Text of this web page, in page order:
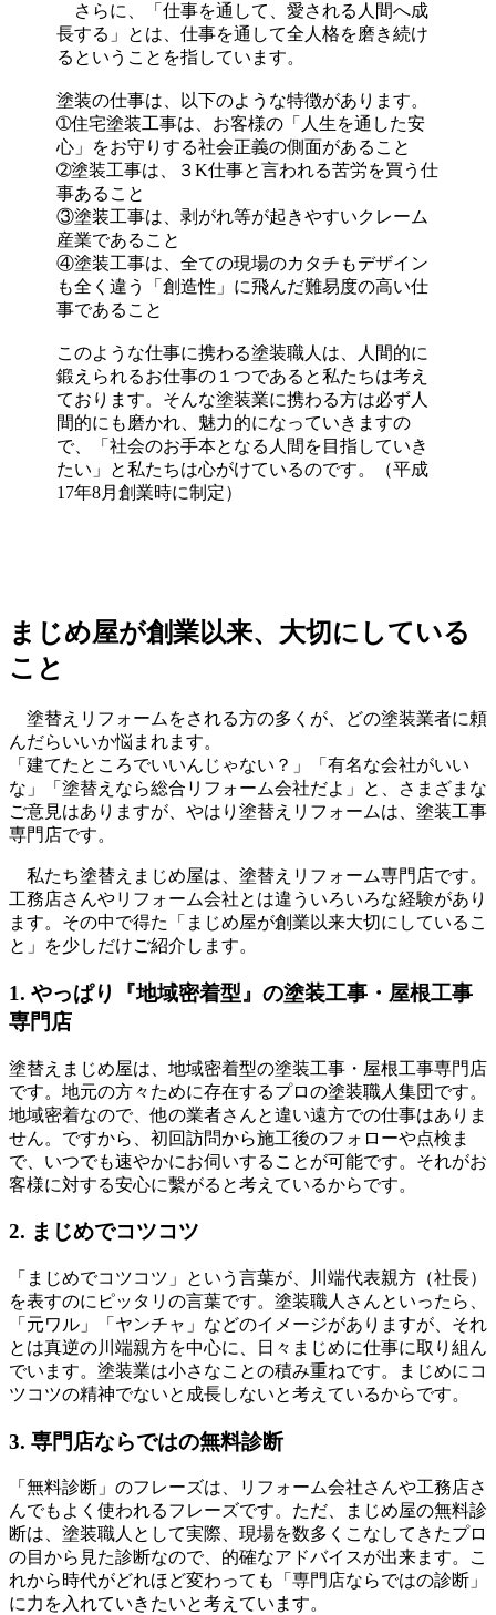
さらに、「仕事を通して、愛される人間へ成
長する」とは、仕事を通して全人格を磨き続け
るということを指しています。
塗装の仕事は、以下のような特徴があります。
➀住宅塗装工事は、お客様の「人生を通した安
心」をお守りする社会正義の側面があること
➁塗装工事は、３K仕事と言われる苦労を買う仕
事あること
③塗装工事は、剥がれ等が起きやすいクレーム
産業であること
④塗装工事は、全ての現場のカタチもデザイン
も全く違う「創造性」に飛んだ難易度の高い仕
事であること
このような仕事に携わる塗装職人は、人間的に
鍛えられるお仕事の１つであると私たちは考え
ております。そんな塗装業に携わる方は必ず人
間的にも磨かれ、魅力的になっていきますの
で、「社会のお手本となる人間を目指していき
たい」と私たちは心がけているのです。（平成
17年8月創業時に制定）
まじめ屋が創業以来、大切にしている
こと
塗替えリフォームをされる方の多くが、どの塗装業者に頼
んだらいいか悩まれます。
「建てたところでいいんじゃない？」「有名な会社がいい
な」「塗替えなら総合リフォーム会社だよ」と、さまざまな
ご意見はありますが、やはり塗替えリフォームは、塗装工事
専門店です。
私たち塗替えまじめ屋は、塗替えリフォーム専門店です。
工務店さんやリフォーム会社とは違ういろいろな経験があり
ます。その中で得た「まじめ屋が創業以来大切にしているこ
と」を少しだけご紹介します。
1. やっぱり『地域密着型』の塗装工事・屋根工事
専門店
塗替えまじめ屋は、地域密着型の塗装工事・屋根工事専門店
です。地元の方々ために存在するプロの塗装職人集団です。
地域密着なので、他の業者さんと違い遠方での仕事はありま
せん。ですから、初回訪問から施工後のフォローや点検ま
で、いつでも速やかにお伺いすることが可能です。それがお
客様に対する安心に繫がると考えているからです。
2. まじめでコツコツ
「まじめでコツコツ」という言葉が、川端代表親方（社長）
を表すのにピッタリの言葉です。塗装職人さんといったら、
「元ワル」「ヤンチャ」などのイメージがありますが、それ
とは真逆の川端親方を中心に、日々まじめに仕事に取り組ん
でいます。塗装業は小さなことの積み重ねです。まじめにコ
ツコツの精神でないと成長しないと考えているからです。
3. 専門店ならではの無料診断
「無料診断」のフレーズは、リフォーム会社さんや工務店さ
んでもよく使われるフレーズです。ただ、まじめ屋の無料診
断は、塗装職人として実際、現場を数多くこなしてきたプロ
の目から見た診断なので、的確なアドバイスが出来ます。こ
れから時代がどれほど変わっても「専門店ならではの診断」
に力を入れていきたいと考えています。